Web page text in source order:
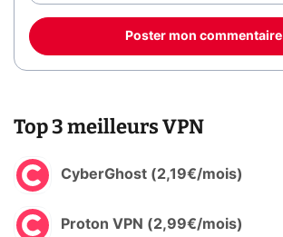
Poster mon commentaire
Top 3 meilleurs VPN
CyberGhost (2,19€/mois)
Proton VPN (2,99€/mois)